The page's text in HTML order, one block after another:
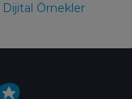
Dijital Örnekler